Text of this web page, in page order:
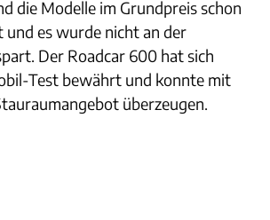
die Modelle im Grundpreis schon
es wurde nicht an der
Der Roadcar 600 hat sich
Test bewährt und konnte mit
überzeugen.